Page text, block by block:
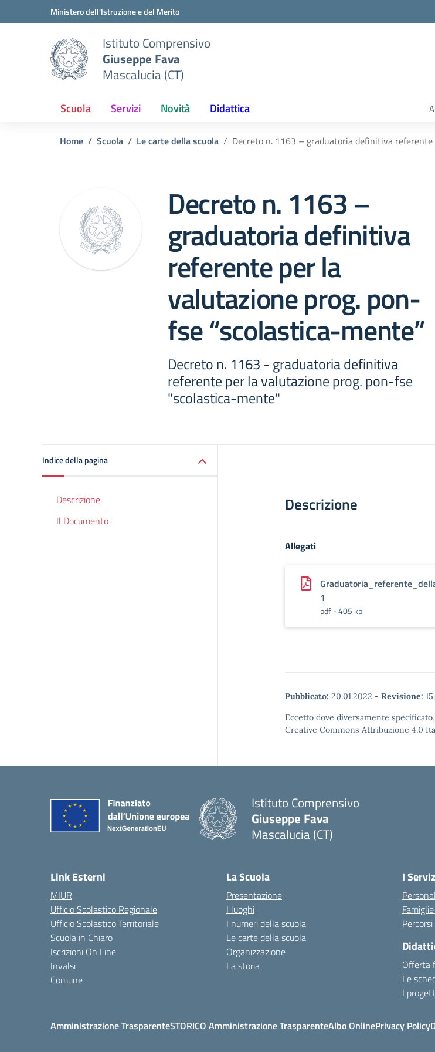
Vai ai contenuti
Vai al menu di navigazioneMinistero dell'Istruzione e del Merito
Istituto Comprensivo
Giuseppe Fava
Mascalucia (CT)
Scuola Servizi Novità Didattica
Home Scuola Le carte della scuola Decreto n. 1163 – graduatoria definitiva
Decreto n. 1163 –
graduatoria definitiva
referente per la
valutazione prog. pon-
fse “scolastica-mente”
Decreto n. 1163 - graduatoria definitiva
referente per la valutazione prog. pon-fse
"scolastica-mente"
Indice della pagina
Descrizione
Il Documento
Descrizione
Allegati
1
pdf - 405 kb
Pubblicato: 20.01.2022 - Revisione:
Eccetto dove diversamente
Creative Commons Attribuzione 4.0
Istituto Comprensivo
Giuseppe Fava
Mascalucia (CT)
Link Esterni
MIUR
Ufficio Scolastico Regionale
Ufficio Scolastico Territoriale
Scuola in Chiaro
Iscrizioni On Line
Invalsi
Comune
La Scuola
Presentazione
I luoghi
I numeri della scuola
Le carte della scuola
Organizzazione
La storia
I
Offerta
Le
I
Amministrazione TrasparenteSTORICO Amministrazione TrasparenteAlbo OnlinePrivacy Policy